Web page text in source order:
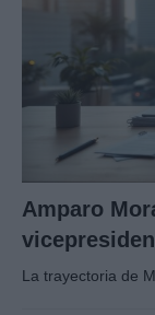
Amparo
La trayectoria de